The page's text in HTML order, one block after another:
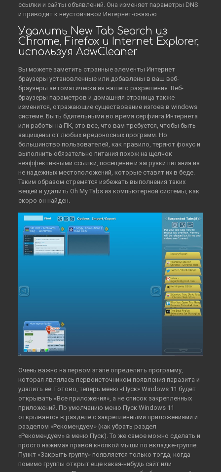
ссылки и сайты объявлений. Она изменяет параметры DNS
и приводит к неустойчивой Интернет-связью.
Удалить New Tab Search из
Chrome, Firefox и Internet Explorer,
используя AdwCleaner
Вы можете заметить странные элементы Интернет
браузеры установленные или добавлены в ваш веб-
браузеры автоматически из вашего разрешения. Веб-
браузеры параметров и домашняя страница также
изменится, отражающие существование изгоев в windows
системе. Быть бдительными во время серфинга Интернета
или работы на ПК, это все, что вам требуется, чтобы быть
защищены от любых вредоносных программ. Но
большинство пользователей, как правило, теряют фокус и
выполнить обязательно питания похож на щелчок
неэффективными ссылки, посещение и загрузки питания из
не надежных местоположений, которые ставят их в беде.
Таким образом стремятся избежать выполнения таких
вещей и удалить Oh My Tabs из компьютерной системы, как
скоро он найден.
Очень важно на первом этапе определить программу,
которая являлась первоисточником появления паразита и
удалить её. Готово, теперь меню «Пуск» Windows 11 будет
открывать «Все приложения», а не список закрепленных
приложений. По умолчанию меню Пуск Windows 11
открывается в разделе с закрепленными приложениями и
разделом «Рекомендуем» (как убрать раздел
«Рекомендуем» в меню Пуск). То же самое можно сделать и
просто нажимая правой кнопкой мыши по вкладке-группе.
Пункт «Закрыть группу» появляется только тогда, когда
помимо группы открыт еще какая-нибудь сайт или